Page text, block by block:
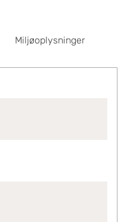
Miljøoplysninger